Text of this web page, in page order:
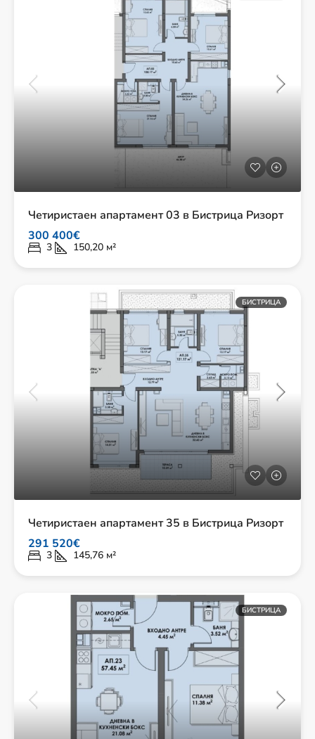
Четиристаен апартамент 03 в Бистрица Ризорт
300 400€
3 150,20 м²
БИСТРИЦА
Четиристаен апартамент 35 в Бистрица Ризорт
291 520€
3 145,76 м²
БИСТРИЦА